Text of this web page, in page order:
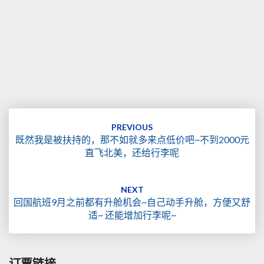
PREVIOUS
既然我是被扶持的，那不如就多来点低价吧~不到2000元
直飞北美，还给行李呢
NEXT
回国航班9月之前都有升舱机会~自己动手升舱，方便又舒
适~ 还能增加行李呢~